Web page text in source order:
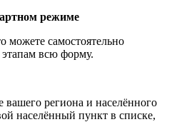
режиме
можете самостоятельно
этапам всю форму.
вашего региона и населённого
населённый пункт в списке,